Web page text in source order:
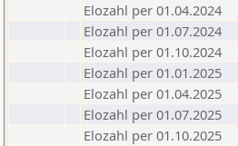
Elozahl per 01.04.2024
Elozahl per 01.07.2024
Elozahl per 01.10.2024
Elozahl per 01.01.2025
Elozahl per 01.04.2025
Elozahl per 01.07.2025
Elozahl per 01.10.2025